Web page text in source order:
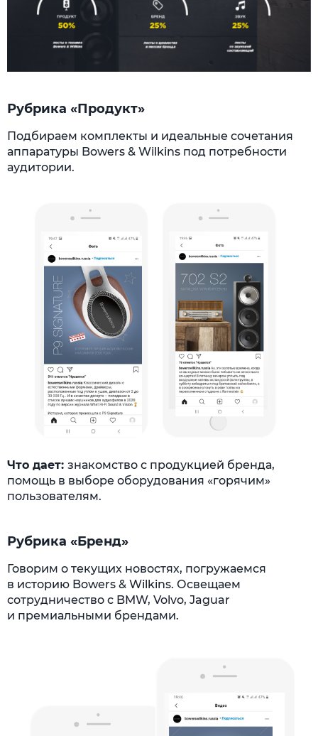
Рубрика «Продукт»
Подбираем комплекты и идеальные сочетания
аппаратуры Bowers & Wilkins под потребности
аудитории.
Что дает: знакомство с продукцией бренда,
помощь в выборе оборудования «горячим»
пользователям.
Рубрика «Бренд»
Говорим о текущих новостях, погружаемся
в историю Bowers & Wilkins. Освещаем
сотрудничество с BMW, Volvo, Jaguar
и премиальными брендами.